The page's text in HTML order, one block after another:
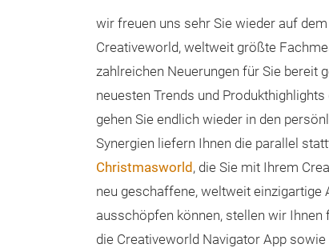
wir freuen uns sehr Sie wieder auf
Creativeworld, weltweit größte
zahlreichen Neuerungen für Sie bereit
neuesten Trends und
gehen Sie endlich wieder in den
Synergien liefern Ihnen die parallel
Christmasworld , die Sie mit Ihrem
neu geschaffene, weltweit
ausschöpfen können, stellen wir
die Creativeworld Navigator App